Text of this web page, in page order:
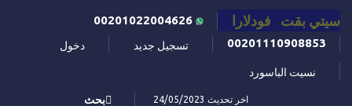
سيتي بقت فودلارا
00201110908853
تسجيل جديد دخول
نسيت الباسورد
اخر تحديث 24/05/2023 بحث